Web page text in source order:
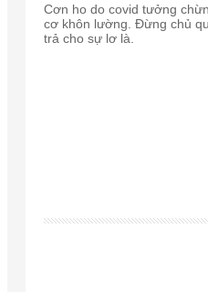
Cơn ho do covid tưởng
cơ khôn lường. Đừng chủ
trả cho sự lơ là.